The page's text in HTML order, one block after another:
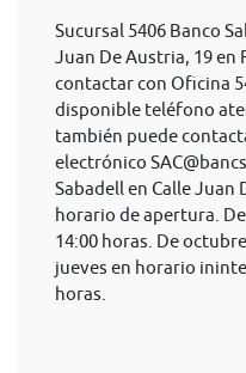
Sucursal 5406 Banco
Juan De Austria, 19 en
contactar con Oficina
disponible teléfono
también puede
electrónico
Sabadell en Calle
horario de apertura.
14:00 horas. De
jueves en horario
horas.